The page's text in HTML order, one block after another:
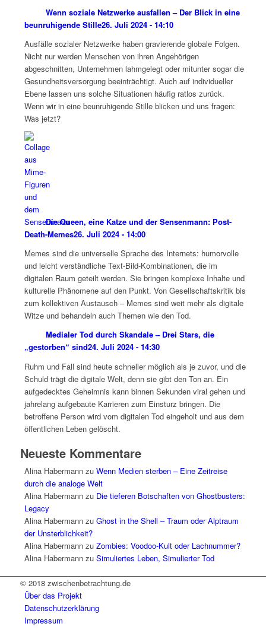
Wenn soziale Netzwerke ausfallen – Der Blick in eine
beunruhigende Stille26. Juli 2024 - 14:10
Ausfälle sozialer Netzwerke haben gravierende globale Folgen.
Nicht nur werden Menschen von ihren Angehörigen
abgeschnitten, Unternehmen lahmgelegt oder mitunter sogar die
Gesundheitsversorgung beeinträchtigt. Auch auf individueller
Ebene lassen uns solche Situationen häufig ratlos zurück.
Wenn wir in eine beunruhigende Stille blicken und uns fragen:
Was jetzt?
Die Queen, eine Katze und der Sensenmann: Post-
Death-Memes26. Juli 2024 - 14:00
Memes sind die universelle Sprache des Internets: humorvolle
und leicht verständliche Text-Bild-Kombinationen, die im
digitalen Raum geteilt werden. Sie bringen komplexe Inhalte und
kulturelle Phänomene auf den Punkt. Von Gesellschaftskritik bis
zum kollektiven Austausch – Memes sind weit mehr als digitale
Witze und behandeln auch Themen wie den Tod.
Medialer Tod durch Skandale – Drei Stars, die
„gestorben“ sind24. Juli 2024 - 14:30
Ruhm und Fall sind heute schneller möglich als je zuvor, und die
Schuld trägt die digitale Welt, denn sie gibt den Ton an. Ein
aufgedecktes Geheimnis kann binnen Sekunden viral gehen und
jahrelang aufgebaute Karrieren zum Einsturz bringen. Die
betroffene Person wird vom digitalen Tod eingeholt und aus dem
öffentlichen Leben gelöscht.
Neueste Kommentare
Alina Habermannzu Wenn Medien sterben – Eine Zeitreise
durch die analoge Welt
Alina Habermannzu Die tieferen Botschaften von Ghostbusters:
Legacy
Alina Habermannzu Ghost in the Shell – Traum oder Alptraum
der Unsterblichkeit?
Alina Habermannzu Zombies: Voodoo-Kult oder Lachnummer?
Alina Habermannzu Simuliertes Leben, Simulierter Tod
© 2018 zwischenbetrachtung.de
Über das Projekt
Datenschutzerklärung
Impressum